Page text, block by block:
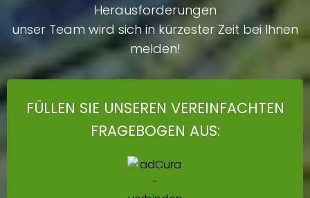
Herausforderungen
unser Team wird sich in kürzester Zeit bei Ihnen
melden!
FÜLLEN SIE UNSEREN VEREINFACHTEN
FRAGEBOGEN AUS: